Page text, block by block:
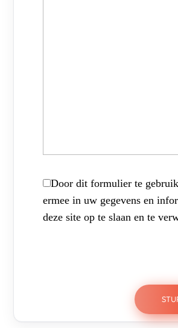
Door dit formulier te
ermee in uw gegevens en
deze site op te slaan en te